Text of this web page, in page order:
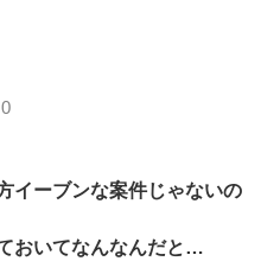
イーブンな案件じゃないの
おいてなんなんだと…